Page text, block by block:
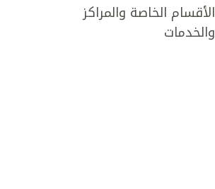
الأقسام الخاصة والمراكز
والخدمات